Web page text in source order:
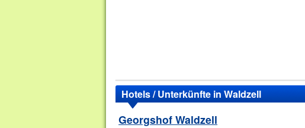
Hotels / Unterkünfte in Waldzell
Georgshof Waldzell